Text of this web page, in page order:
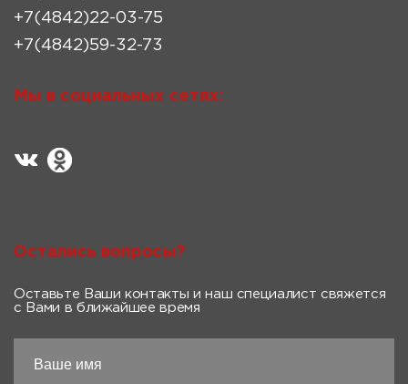
+7(4842)22-03-75
+7(4842)59-32-73
Мы в социальных сетях:
Остались вопросы?
Оставьте Ваши контакты и наш специалист свяжется
с Вами в ближайшее время